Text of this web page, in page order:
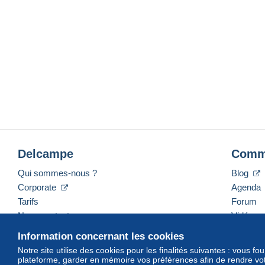
Information concernant les cookies
Notre site utilise des cookies pour les finalités suivantes : vous
plateforme, garder en mémoire vos préférences afin de rendre
Delcampe
Qui sommes-nous ?
Corporate
Tarifs
Nous contacter
Blog
Agenda
Forum
Vidéos
Français USD America/Indiana/Vevay